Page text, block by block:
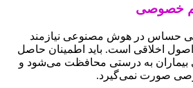
خصوصی
حساس در هوش مصنوعی نیازمند
اخلاقی است. باید اطمینان حاصل
به درستی محافظت می‌شود و
صورت نمی‌گیرد.